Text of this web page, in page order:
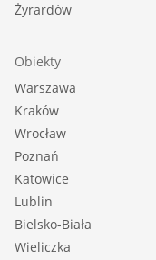
Żyrardów
Obiekty
Warszawa
Kraków
Wrocław
Poznań
Katowice
Lublin
Bielsko-Biała
Wieliczka